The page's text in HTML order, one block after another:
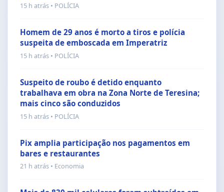
15 h atrás • POLÍCIA
Homem de 29 anos é morto a tiros e polícia
suspeita de emboscada em Imperatriz
15 h atrás • POLÍCIA
Suspeito de roubo é detido enquanto
trabalhava em obra na Zona Norte de Teresina;
mais cinco são conduzidos
15 h atrás • POLÍCIA
Pix amplia participação nos pagamentos em
bares e restaurantes
21 h atrás • Economia